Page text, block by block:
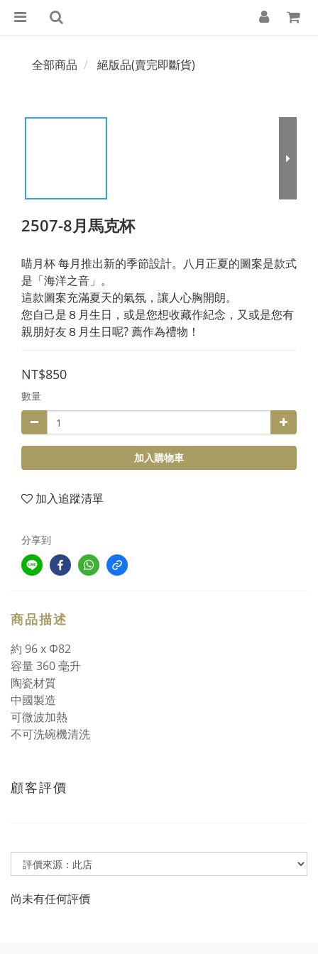
全部商品 絕版品(賣完即斷貨)
2507-8月馬克杯
喵月杯 每月推出新的季節設計。八月正夏的圖案是款式
是「海洋之音」。
這款圖案充滿夏天的氣氛，讓人心胸開朗。
您自己是８月生日，或是您想收藏作紀念，又或是您有
親朋好友８月生日呢? 薦作為禮物！
NT$850
數量
加入購物車
加入追蹤清單
分享到
商品描述
約 96 x Φ82
容量 360 毫升
陶瓷材質
中國製造
可微波加熱
不可洗碗機清洗
顧客評價
尚未有任何評價